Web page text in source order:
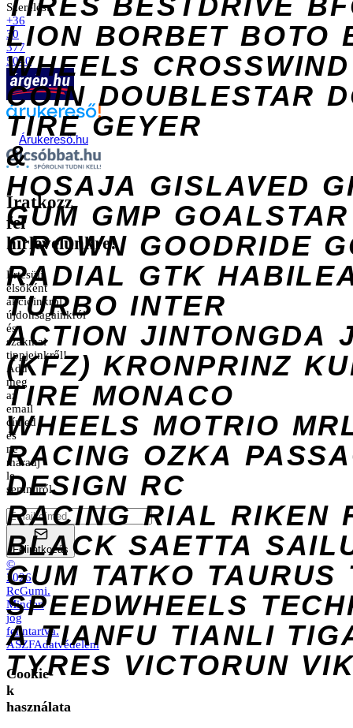
LION BORBET BOTO
WHEELS CROSSWIND
COIN DOUBLESTAR
TIRE GEYER
&
HOSAJA GISLAVED
GUM GMP GOALSTAR
CROWN GOODRIDE
RADIAL GTK
TURBO INTER
ACTION JINTONGDA
(KFZ) KRONPRINZ
TIRE MONACO
WHEELS MOTRIO
RACING OZKA
DESIGN RC
RACING RIAL RIKEN
BLACK SAETTA
GUM TATKO TAURUS
SPEEDWHEELS
A TIANFU TIANLI
TYRES VICTORUN
Szerelés:
+36
30
377
5040
Árukereső.hu
Iratkozz
fel
hírlevelünkre!
Értesülj
elsőként
akcióinkról,
újdonságainkról
és
szakmai
tippjeinkről!
Add
meg
az
email
címed
és
ne
maradj
le
semmiről.
Feliratkozás
©
2026
RcGumi.
Minden
jog
fenntartva.
ÁSZFAdatvédelem
Cookie-
k
használata